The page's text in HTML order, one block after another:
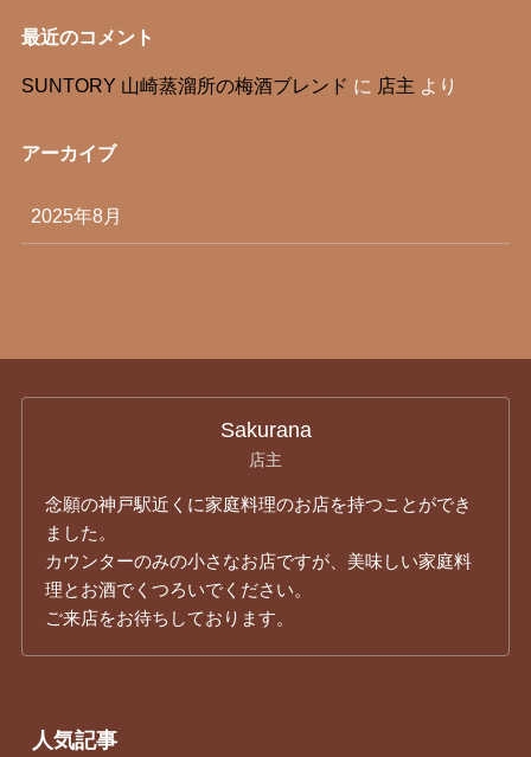
最近のコメント
SUNTORY 山崎蒸溜所の梅酒ブレンド に 店主 より
アーカイブ
2025年8月
Sakurana
店主
念願の神戸駅近くに家庭料理のお店を持つことができ
ました。
カウンターのみの小さなお店ですが、美味しい家庭料
理とお酒でくつろいでください。
ご来店をお待ちしております。
人気記事